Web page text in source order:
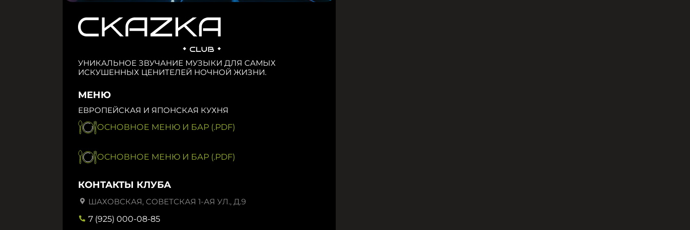
УНИКАЛЬНОЕ ЗВУЧАНИЕ МУЗЫКИ ДЛЯ САМЫХ
ИСКУШЕННЫХ ЦЕНИТЕЛЕЙ НОЧНОЙ ЖИЗНИ.
МЕНЮ
ЕВРОПЕЙСКАЯ И ЯПОНСКАЯ КУХНЯ
ОСНОВНОЕ МЕНЮ И БАР (.PDF)
ОСНОВНОЕ МЕНЮ И БАР (.PDF)
КОНТАКТЫ КЛУБА
ШАХОВСКАЯ, СОВЕТСКАЯ 1-АЯ УЛ., Д.9
7 (925) 000-08-85